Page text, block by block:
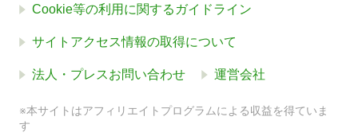
Cookie等の利用に関するガイドライン
サイトアクセス情報の取得について
法人・プレスお問い合わせ 運営会社
※本サイトはアフィリエイトプログラムによる収益を得ていま
す